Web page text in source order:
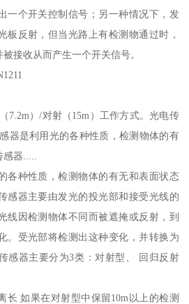
一个开关控制信号；另一种情况下，发
板反射，但当光路上有检测物通过时，
接收从而产生一个开关信号。
7.2m）/对射（15m）工作方式。光电传
器是利用光的各种性质，检测物体的有
器.....
各种性质，检测物体的有无和表面状态
感器主要由发光的投光部和接受光线的
线因检测物体不同而被遮掩或反射，到
。受光部将检测出这种变化，并转换为
感器主要分为3类：对射型、 回归反射
如果在对射型中保留10m以上的检测